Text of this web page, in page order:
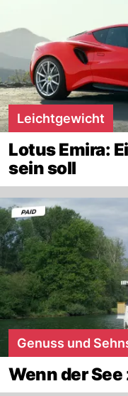
Leichtgewicht
Lotus Emira:
sein soll
Genuss und
Wenn der